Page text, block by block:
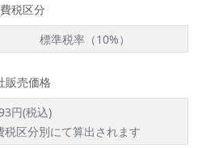
税区分
標準税率（10%）
販売価格
円(税込)
区分別にて算出されます